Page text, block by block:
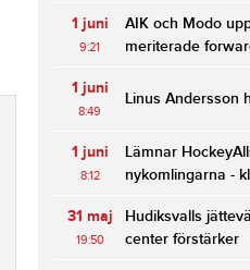
1 juni
9:21
AIK och Modo
meriterade
1 juni
8:49
Linus Andersson
1 juni
8:12
Lämnar
nykomlingarna -
31 maj
19:50
Hudiksvalls
center förstärker